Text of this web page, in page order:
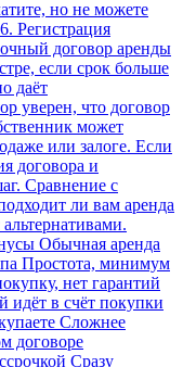
но не можете
Регистрация
договор аренды
если срок больше
даёт
уверен, что договор
может
или залоге. Если
договора и
Сравнение с
ли вам аренда
Обычная аренда
Простота, минимум
нет гарантий
идёт в счёт покупки
Сложнее
договоре
Сразу